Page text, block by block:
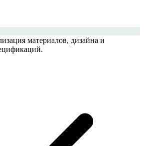
материалов, дизайна и